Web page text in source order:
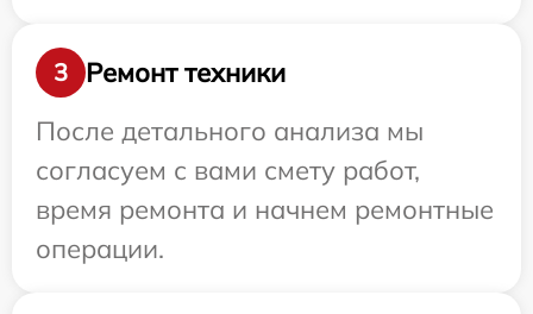
3
Ремонт техники
После детального анализа мы
согласуем с вами смету работ,
время ремонта и начнем ремонтные
операции.